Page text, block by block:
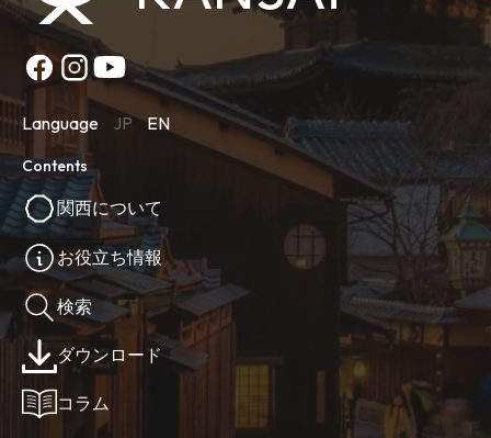
Language JP EN
Contents
関西について
お役立ち情報
検索
ダウンロード
コラム